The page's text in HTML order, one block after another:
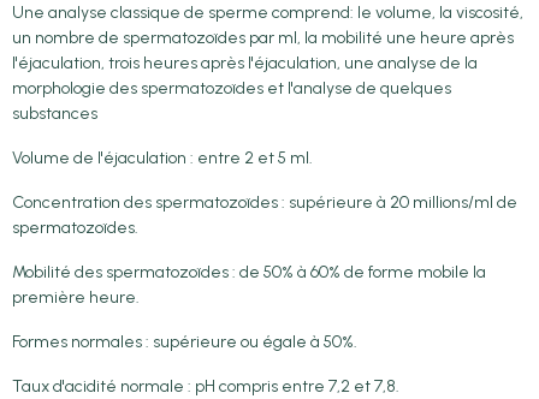
Une analyse classique de sperme comprend: le volume, la viscosité,
un nombre de spermatozoïdes par ml, la mobilité une heure après
l'éjaculation, trois heures après l'éjaculation, une analyse de la
morphologie des spermatozoïdes et l'analyse de quelques
substances
Volume de l'éjaculation : entre 2 et 5 ml.
Concentration des spermatozoïdes : supérieure à 20 millions/ml de
spermatozoïdes.
Mobilité des spermatozoïdes : de 50% à 60% de forme mobile la
première heure.
Formes normales : supérieure ou égale à 50%.
Taux d'acidité normale : pH compris entre 7,2 et 7,8.